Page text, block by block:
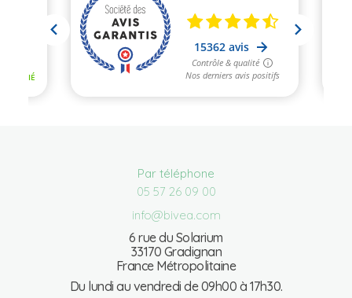
Par téléphone
05 57 26 09 00
info@bivea.com
6 rue du Solarium
33170 Gradignan
France Métropolitaine
Du lundi au vendredi de 09h00 à 17h30.